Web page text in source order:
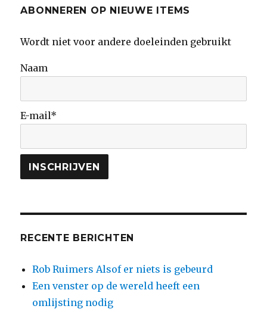
ABONNEREN OP NIEUWE ITEMS
Wordt niet voor andere doeleinden gebruikt
Naam
E-mail*
RECENTE BERICHTEN
Rob Ruimers Alsof er niets is gebeurd
Een venster op de wereld heeft een
omlijsting nodig